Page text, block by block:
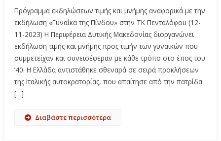
Πρόγραμμα εκδηλώσεων τιμής και μνήμης αναφορικά με την
εκδήλωση «Γυναίκα της Πίνδου» στην ΤΚ Πενταλόφου (12-
11-2023) Η Περιφέρεια Δυτικής Μακεδονίας διοργανώνει
εκδήλωση τιμής και μνήμης προς τιμήν των γυναικών που
συμμετείχαν και συνεισέφεραν με κάθε τρόπο στο έπος του
’40. Η Ελλάδα αντιστάθηκε σθεναρά σε σειρά προκλήσεων
της Ιταλικής αυτοκρατορίας, που απαίτησε από την πατρίδα
[…]
Διαβάστε περισσότερα